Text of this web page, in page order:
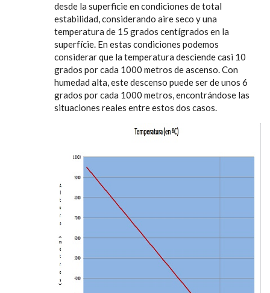
desde la superficie en condiciones de total
estabilidad, considerando aire seco y una
temperatura de 15 grados centígrados en la
superfície. En estas condiciones podemos
considerar que la temperatura desciende casi 10
grados por cada 1000 metros de ascenso. Con
humedad alta, este descenso puede ser de unos 6
grados por cada 1000 metros, encontrándose las
situaciones reales entre estos dos casos.